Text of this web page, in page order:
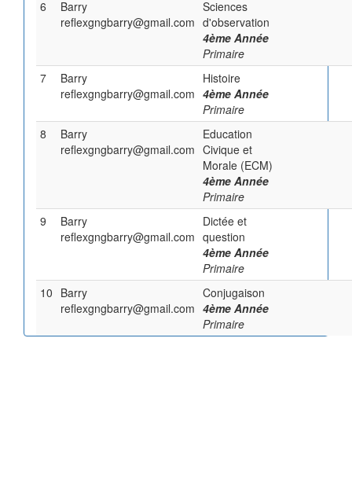
6
Barry
reflexgngbarry@gmail.com
Sciences
d'observation
4ème Année
Primaire
7
Barry
reflexgngbarry@gmail.com
Histoire
4ème Année
Primaire
8
Barry
reflexgngbarry@gmail.com
Education
Civique et
Morale (ECM)
4ème Année
Primaire
9
Barry
reflexgngbarry@gmail.com
Dictée et
question
4ème Année
Primaire
10 Barry
reflexgngbarry@gmail.com
Conjugaison
4ème Année
Primaire